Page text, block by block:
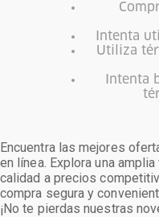
Intenta
Utiliza
Intenta
Encuentra las mejores
en línea. Explora una
calidad a precios
compra segura y
¡No te pierdas nuestras